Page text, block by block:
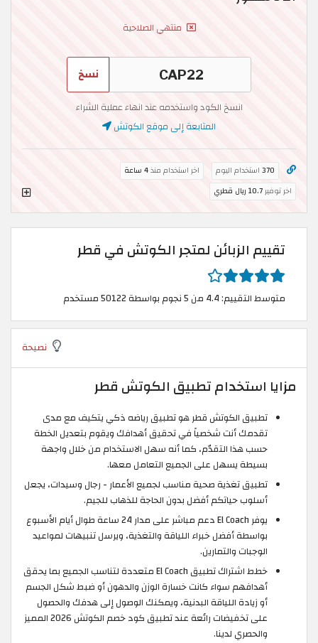
منتهي الصلاحية
نسخ
انسخ الكود واستخدمه عند انهاء عملية الشراء
المتابعة إلى موقع الكوتش
370 استخدام اليوم اخر استخدام منذ4 ساعة
اخر توفير10.7 ريال قطري
تقييم الزبائن لمتجر الكوتش في قطر
متوسط التقييم: 4.4 من 5 نجوم بواسطة 50122 مستخدم
نصيحة
مزايا استخدام تطبيق الكوتش قطر
تطبيق الكوتش قطر هو تطبيق رياضه ذكي يتكيف مع مدى
تقدمك أنت شخصياً في تحقيق أهدافك ويقوم بتعديل الخطة
حسب هذا التقدّم، كما أنه سهل الاستخدام من خلال واجهة
بسيطة يسهل على الجميع التعامل معها.
تطبيق تغذية صحية مناسب لجميع الأعمار - رجال وسيدات، يجعل
أسلوب حياتكم أفضل بدون الحاجة للذهاب للجيم.
يوفر El Coach دعم مباشر على مدار 24 ساعة طوال أيام الأسبوع
بواسطة أفضل خبراء اللياقة والتغذية، ويرسل تنبيهات لمواعيد
الوجبات والتمارين.
خطط اشتراك تطبيق El Coach متعددة لتناسب الجميع بما يحقق
أهدافهم سواء كانت خسارة الوزن والدهون أو ضبط شكل الجسم
أو زيادة اللياقة البدنية، ويمكنك الوصول إلى هدفك والحصول
على تخفيضات رائعة عند تطبيق كود خصم الكوتش 2026 المميز
والحصري لدينا.